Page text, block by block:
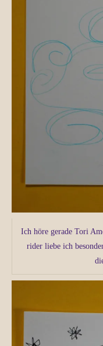
Ich höre gerade Tori
rider liebe ich